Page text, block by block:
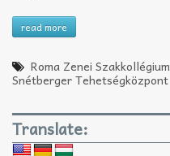
read more
Roma Zenei Szakkollégium
Snétberger Tehetségközpont
Translate: